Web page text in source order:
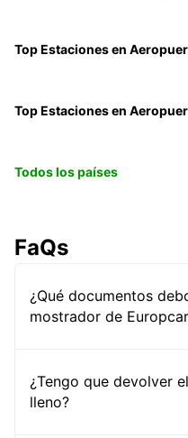
Top Estaciones en
Top Estaciones en
Todos los países
FaQs
¿Qué documentos
mostrador de
¿Tengo que devolver
lleno?